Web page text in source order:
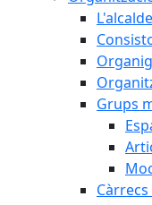
L'alcalde
Grups